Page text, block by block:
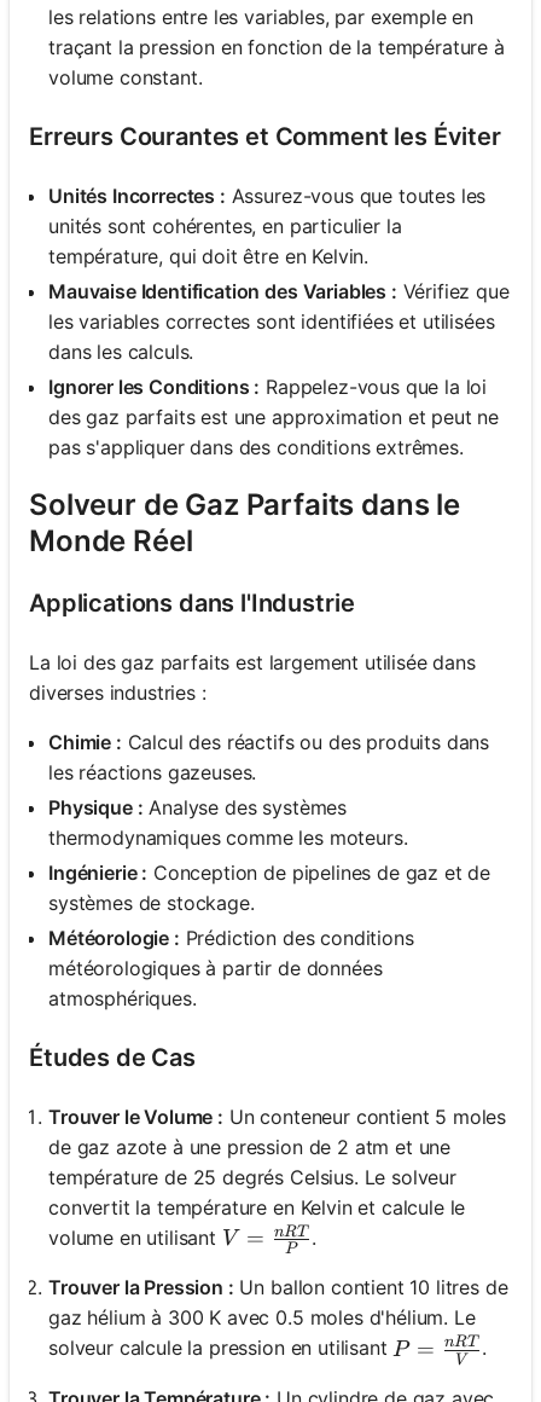
les relations entre les variables, par exemple en
traçant la pression en fonction de la température à
volume constant.
Erreurs Courantes et Comment les Éviter
Unités Incorrectes : Assurez-vous que toutes les
unités sont cohérentes, en particulier la
température, qui doit être en Kelvin.
Mauvaise Identification des Variables : Vérifiez que
les variables correctes sont identifiées et utilisées
dans les calculs.
Ignorer les Conditions : Rappelez-vous que la loi
des gaz parfaits est une approximation et peut ne
pas s'appliquer dans des conditions extrêmes.
Solveur de Gaz Parfaits dans le
Monde Réel
Applications dans l'Industrie
La loi des gaz parfaits est largement utilisée dans
diverses industries :
Chimie : Calcul des réactifs ou des produits dans
les réactions gazeuses.
Physique : Analyse des systèmes
thermodynamiques comme les moteurs.
Ingénierie : Conception de pipelines de gaz et de
systèmes de stockage.
Météorologie : Prédiction des conditions
météorologiques à partir de données
atmosphériques.
Études de Cas
Trouver le Volume : Un conteneur contient 5 moles
de gaz azote à une pression de 2 atm et une
température de 25 degrés Celsius. Le solveur
convertit la température en Kelvin et calcule le
volume en utilisant V = \frac{nRT}{P}
V = P
nRT .
Trouver la Pression : Un ballon contient 10 litres de
gaz hélium à 300 K avec 0.5 moles d'hélium. Le
solveur calcule la pression en utilisant P =
P = V
nRT .